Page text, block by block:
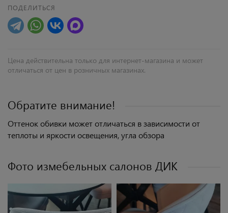
ПОДЕЛИТЬСЯ
Цена действительна только для интернет-магазина и может
отличаться от цен в розничных магазинах.
Обратите внимание!
Оттенок обивки может отличаться в зависимости от
теплоты и яркости освещения, угла обзора
Фото измебельных салонов ДИК